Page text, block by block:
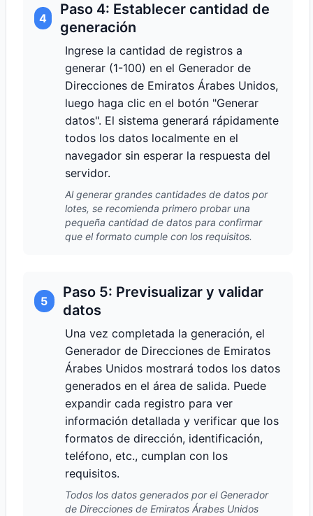
4
Paso 4: Establecer cantidad de
generación
Ingrese la cantidad de registros a
generar (1-100) en el Generador de
Direcciones de Emiratos Árabes Unidos,
luego haga clic en el botón "Generar
datos". El sistema generará rápidamente
todos los datos localmente en el
navegador sin esperar la respuesta del
servidor.
Al generar grandes cantidades de datos por
lotes, se recomienda primero probar una
pequeña cantidad de datos para confirmar
que el formato cumple con los requisitos.
5
Paso 5: Previsualizar y validar
datos
Una vez completada la generación, el
Generador de Direcciones de Emiratos
Árabes Unidos mostrará todos los datos
generados en el área de salida. Puede
expandir cada registro para ver
información detallada y verificar que los
formatos de dirección, identificación,
teléfono, etc., cumplan con los
requisitos.
Todos los datos generados por el Generador
de Direcciones de Emiratos Árabes Unidos